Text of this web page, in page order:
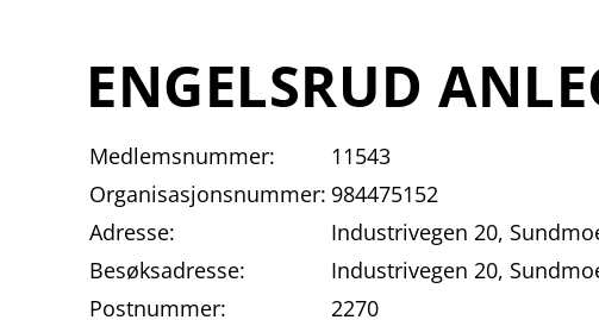
ENGELSRUD
Medlemsnummer:
11543
Organisasjonsnummer: 984475152
Adresse:
Industrivegen 20,
Besøksadresse:
Industrivegen 20,
Postnummer:
2270